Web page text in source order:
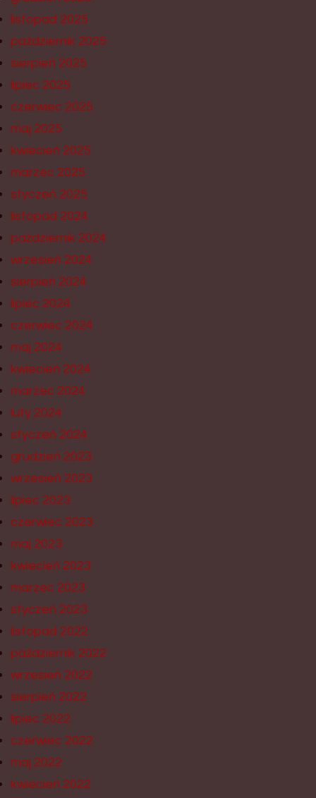
listopad 2025
październik 2025
sierpień 2025
lipiec 2025
czerwiec 2025
maj 2025
kwiecień 2025
marzec 2025
styczeń 2025
listopad 2024
październik 2024
wrzesień 2024
sierpień 2024
lipiec 2024
czerwiec 2024
maj 2024
kwiecień 2024
marzec 2024
luty 2024
styczeń 2024
grudzień 2023
wrzesień 2023
lipiec 2023
czerwiec 2023
maj 2023
kwiecień 2023
marzec 2023
styczeń 2023
listopad 2022
październik 2022
wrzesień 2022
sierpień 2022
lipiec 2022
czerwiec 2022
maj 2022
kwiecień 2022